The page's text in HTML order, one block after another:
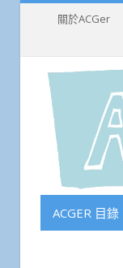
關於ACGer
ACGER 目錄